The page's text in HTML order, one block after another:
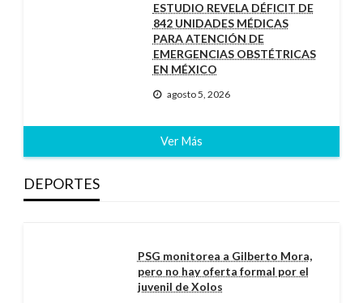
ESTUDIO REVELA DÉFICIT DE
842 UNIDADES MÉDICAS
PARA ATENCIÓN DE
EMERGENCIAS OBSTÉTRICAS
EN MÉXICO
agosto 5, 2026
Ver Más
DEPORTES
PSG monitorea a Gilberto Mora,
pero no hay oferta formal por el
juvenil de Xolos